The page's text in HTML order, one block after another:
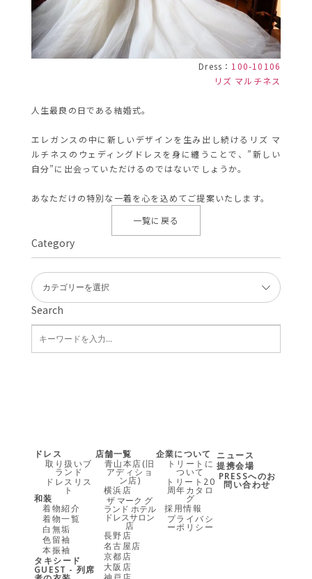
Dress： 100-10106
リズ マルチネス
人生最良の日である結婚式。
エレガンスの中に新しいデザインを生み出し続けるリズ マ
ルチネスのウェディングドレスを身に纏うことで、”新しい
自分”に出会っていただけるのではないでしょうか。
あなただけの特別な一着を心を込めてご提案いたします。
一覧に戻る
Search
Category
ドレス
取り扱いブ
ランド
ドレスリス
ト
和装
着物紹介
着物一覧
白無垢
色留袖
本振袖
タキシード
GUEST - 列席
店舗一覧
青山本店(旧
アディショ
ン店)
横浜店
ザ マーク グ
ランド ホテル
ドレスサロン
店
長野店
名古屋店
京都店
大阪店
企業について
トリートに
ついて
トリート20
周年カタロ
グ
採用情報
プライバシ
ーポリシー
ニュース
提携会場
PRESSへのお
問い合わせ